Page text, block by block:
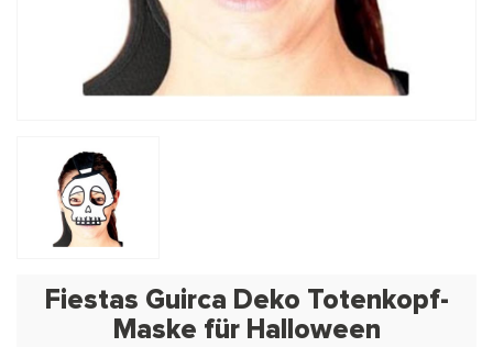
Fiestas Guirca Deko Totenkopf-
Maske für Halloween